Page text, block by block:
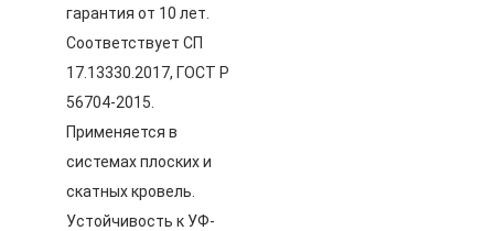
гарантия от 10 лет.
Соответствует СП
17.13330.2017, ГОСТ Р
56704-2015.
Применяется в
системах плоских и
скатных кровель.
Устойчивость к УФ-